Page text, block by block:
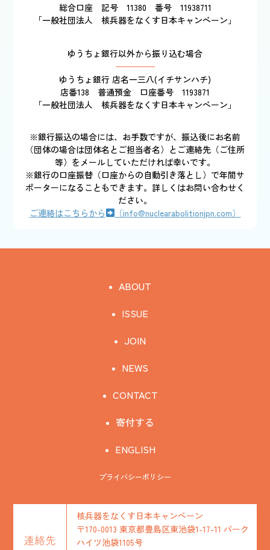
総合口座 記号 11380 番号 11938711
「一般社団法人 核兵器をなくす日本キャンペーン」
ゆうちょ銀行以外から振り込む場合
ゆうちょ銀行 店名一三八(イチサンハチ)
店番138 普通預金 口座番号 1193871
「一般社団法人 核兵器をなくす日本キャンペーン」
※銀行振込の場合には、お手数ですが、振込後にお名前
（団体の場合は団体名とご担当者名）とご連絡先（ご住所
等）をメールしていただければ幸いです。
※銀行の口座振替（口座からの自動引き落とし）で年間サ
ポーターになることもできます。詳しくはお問い合わせく
ださい。
ご連絡はこちらから
（info@nuclearabolitionjpn.com）
ABOUT
ISSUE
JOIN
NEWS
CONTACT
寄付する
ENGLISH
プライバシーポリシー
連絡先
核兵器をなくす日本キャンペーン
〒170-0013 東京都豊島区東池袋1-17-11 パーク
ハイツ池袋1105号